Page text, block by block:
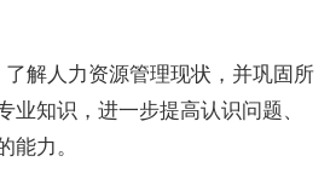
解人力资源管理现状，并巩固所
业知识，进一步提高认识问题、
能力。